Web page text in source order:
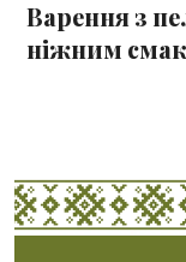
Варення з
ніжним